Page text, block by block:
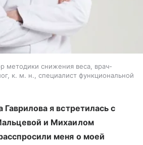
методики снижения веса, врач-
к. м. н., специалист функциональной
Гаврилова я встретилась с
и Михаилом
меня о моей